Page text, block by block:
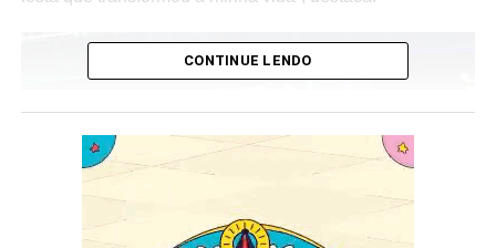
CONTINUE LENDO